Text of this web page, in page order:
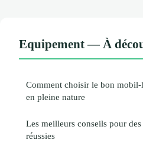
Equipement — À
Comment choisir le bon
en pleine nature
Les meilleurs conseils pour
réussies